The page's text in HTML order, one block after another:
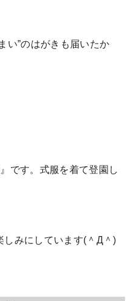
い”のはがきも届いたか
です。式服を着て登園し
しみにしています(＾Д＾)